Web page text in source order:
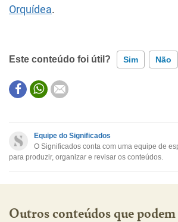
Orquídea.
Este conteúdo foi útil? Sim Não
Este conteúdo não tem a informação
Outro
Equipe do Significados
O Significados conta com uma equipe de
para produzir, organizar e revisar os conteúdos.
Outros conteúdos que